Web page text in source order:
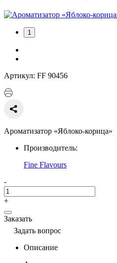
1
Артикул: FF 90456
Ароматизатор «Яблоко-корица»
Производитель:
Fine Flavours
-
+
Заказать
Задать вопрос
Описание